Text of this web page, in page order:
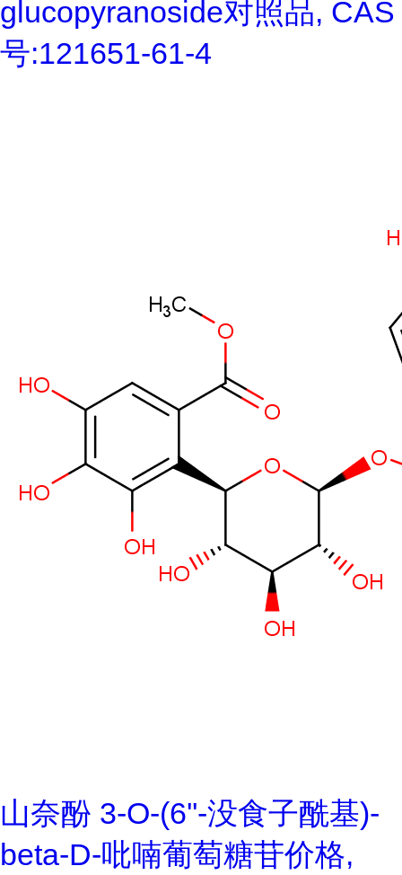
glucopyranoside对照品, CAS
号:121651-61-4
山奈酚 3-O-(6''-没食子酰基)-
beta-D-吡喃葡萄糖苷价格,